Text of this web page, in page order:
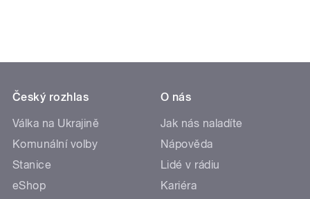
Český rozhlas
Válka na Ukrajině
Komunální volby
Stanice
eShop
O nás
Jak nás naladíte
Nápověda
Lidé v rádiu
Kariéra